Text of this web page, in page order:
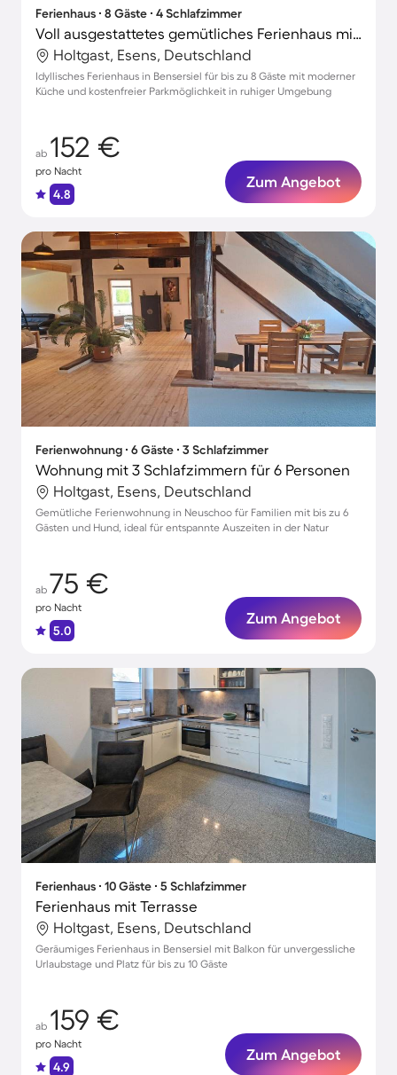
Ferienhaus ∙ 8 Gäste ∙ 4 Schlafzimmer
Voll ausgestattetes gemütliches Ferienhaus mit Terrasse
Holtgast, Esens, Deutschland
Idyllisches Ferienhaus in Bensersiel für bis zu 8 Gäste mit moderner
Küche und kostenfreier Parkmöglichkeit in ruhiger Umgebung
ab 152 €
pro Nacht
4.8
Zum Angebot
Ferienwohnung ∙ 6 Gäste ∙ 3 Schlafzimmer
Wohnung mit 3 Schlafzimmern für 6 Personen
Holtgast, Esens, Deutschland
Gemütliche Ferienwohnung in Neuschoo für Familien mit bis zu 6
Gästen und Hund, ideal für entspannte Auszeiten in der Natur
ab 75 €
pro Nacht
5.0
Zum Angebot
Ferienhaus ∙ 10 Gäste ∙ 5 Schlafzimmer
Ferienhaus mit Terrasse
Holtgast, Esens, Deutschland
Geräumiges Ferienhaus in Bensersiel mit Balkon für unvergessliche
Urlaubstage und Platz für bis zu 10 Gäste
ab 159 €
pro Nacht
4.9
Zum Angebot